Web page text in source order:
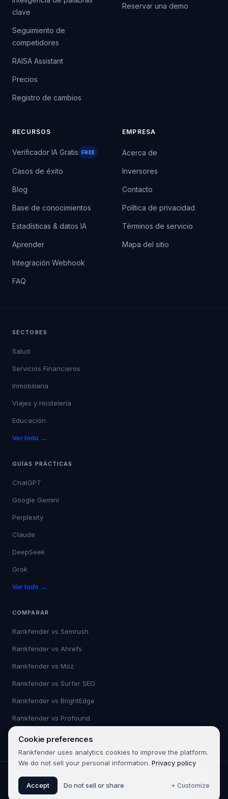
clave
Seguimiento de
competidores
RAISA Assistant
Precios
Registro de cambios
Reservar una demo
RECURSOS
Verificador IA Gratis FREE
Casos de éxito
Blog
Base de conocimientos
Estadísticas & datos IA
Aprender
Integración Webhook
FAQ
EMPRESA
Acerca de
Inversores
Contacto
Política de privacidad
Términos de servicio
Mapa del sitio
SECTORES
Salud
Servicios Financieros
Inmobiliaria
Viajes y Hostelería
Educación
Ver todo →
GUÍAS PRÁCTICAS
ChatGPT
Google Gemini
Perplexity
Claude
DeepSeek
Grok
Ver todo →
COMPARAR
Rankfender vs Semrush
Rankfender vs Ahrefs
Rankfender vs Moz
Rankfender vs Surfer SEO
Rankfender vs BrightEdge
Rankfender vs Profound
Ver todo →
©2026Rankfender.
es un producto de 361SEO.
Política de privacidad
Cookie preferences
Rankfender uses analytics cookies to improve the platform.
We do not sell your personal information. Privacy policy
Accept Do not sell or share + Customize